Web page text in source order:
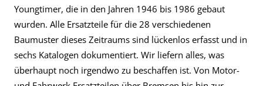
Youngtimer, die in den Jahren 1946 bis 1986 gebaut
wurden. Alle Ersatzteile für die 28 verschiedenen
Baumuster dieses Zeitraums sind lückenlos erfasst und in
sechs Katalogen dokumentiert. Wir liefern alles, was
überhaupt noch irgendwo zu beschaffen ist. Von Motor-